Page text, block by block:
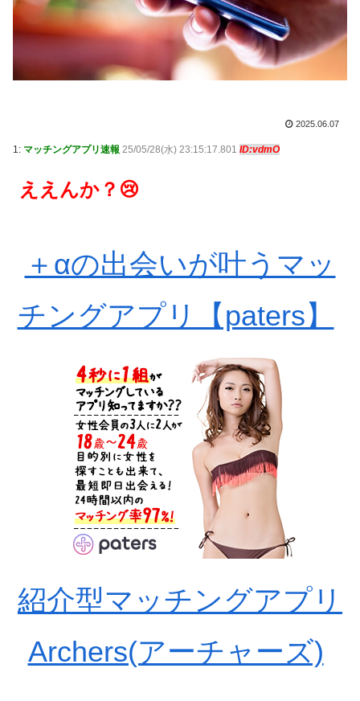
2025.06.07
1: マッチングアプリ速報 25/05/28(水) 23:15:17.801 ID:vdmO
ええんか？😢
＋αの出会いが叶うマッ
チングアプリ【paters】
紹介型マッチングアプリ
Archers(アーチャーズ)